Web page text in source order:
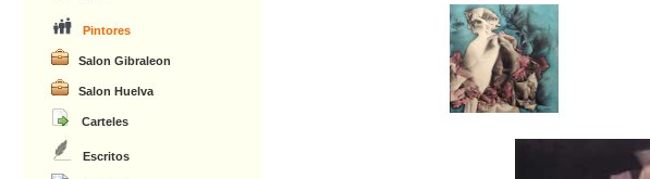
Pintores
Salon Gibraleon
Salon Huelva
Carteles
Escritos